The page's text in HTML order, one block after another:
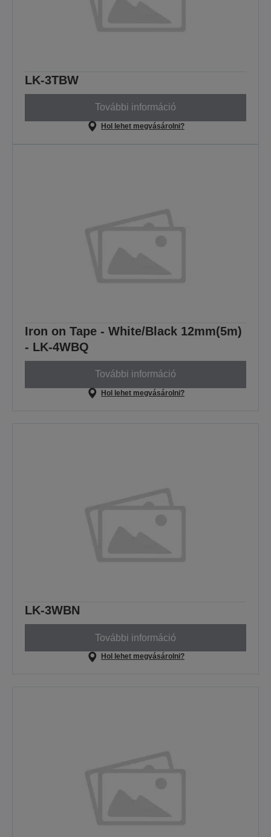
LK-3TBW
További információ
Hol lehet megvásárolni?
Iron on Tape - White/Black 12mm(5m)
- LK-4WBQ
További információ
Hol lehet megvásárolni?
LK-3WBN
További információ
Hol lehet megvásárolni?